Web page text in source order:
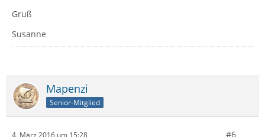
Gruß
Susanne
Mapenzi
Senior-Mitglied
4. März 2016 um 15:28 #6